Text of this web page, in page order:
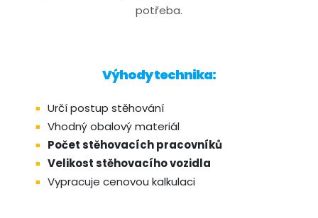
potřeba.
Výhody technika:
Určí postup stěhování
Vhodný obalový materiál
Počet stěhovacích pracovníků
Velikost stěhovacího vozidla
Vypracuje cenovou kalkulaci